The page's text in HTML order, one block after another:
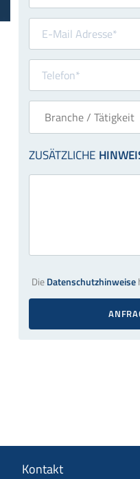
DieDatenschutzhinweise
Kontakt